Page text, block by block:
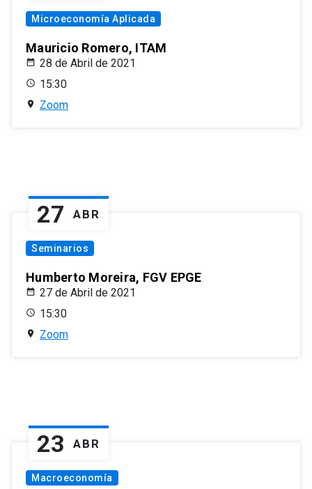
Microeconomía Aplicada
Mauricio Romero, ITAM
28 de Abril de 2021
15:30
Zoom
27 ABR
Seminarios
Humberto Moreira, FGV EPGE
27 de Abril de 2021
15:30
Zoom
23 ABR
Macroeconomía